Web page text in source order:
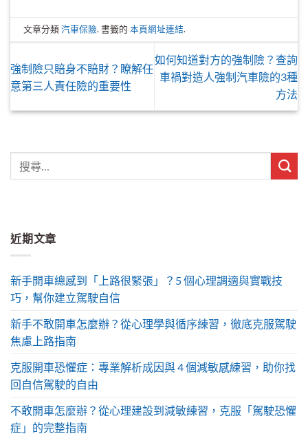
文章分類汽車保險. 書籤的本頁網址連結.
強制險只賠身不賠財？瞭解任
意第三人責任險的重要性
如何知道對方的強制險？查詢
車禍對造人強制汽車險的3種
方法
近期文章
新手開車總感到「上路很緊張」？5 個心理調適與實戰技
巧，幫你建立駕駛自信
新手不敢開車怎麼辦？從心理學與循序練習，徹底克服駕駛
焦慮上路指南
克服開車恐懼症：專業解析成因與 4 個減敏感練習，助你找
回自信駕駛的自由
不敢開車怎麼辦？從心理建設到減敏練習，克服「駕駛恐懼
症」的完整指南